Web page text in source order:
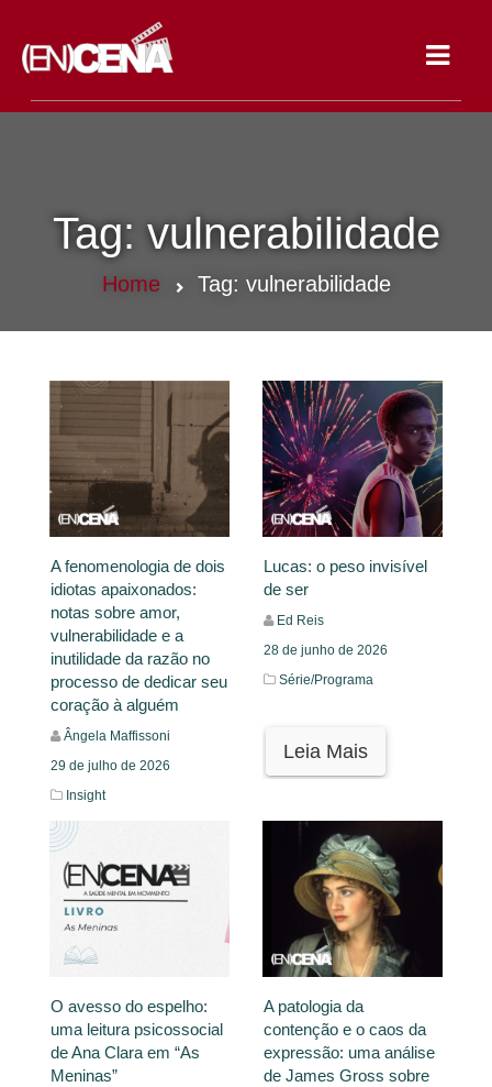
Tag: vulnerabilidade
Home Tag: vulnerabilidade
A fenomenologia de dois
idiotas apaixonados:
notas sobre amor,
vulnerabilidade e a
inutilidade da razão no
processo de dedicar seu
coração à alguém
Ângela Maffissoni
29 de julho de 2026
Insight
Leia Mais
Lucas: o peso invisível
de ser
Ed Reis
28 de junho de 2026
Série/Programa
Leia Mais
O avesso do espelho:
uma leitura psicossocial
de Ana Clara em “As
Meninas”
A patologia da
contenção e o caos da
expressão: uma análise
de James Gross sobre